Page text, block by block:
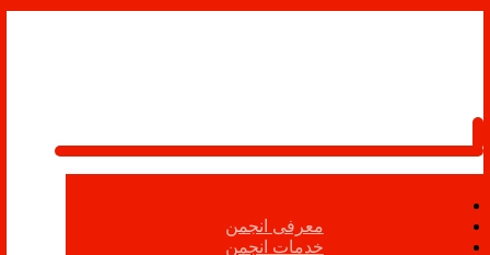
معرفی انجمن
خدمات انجمن